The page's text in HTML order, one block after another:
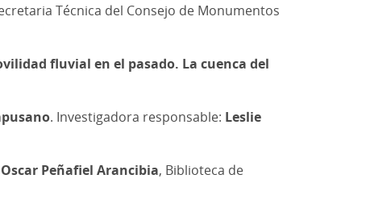
Técnica del Consejo de Monumentos
fluvial en el pasado. La cuenca del
. Investigadora responsable: Leslie
Oscar Peñafiel Arancibia, Biblioteca de